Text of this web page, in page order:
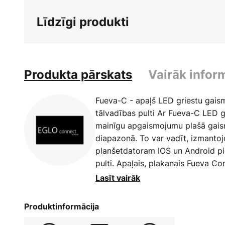
Līdzīgi produkti
Produkta pārskats Vairāk
Fueva-C - apaļš LED griestu
tālvadības pulti Ar Fueva-C LED
mainīgu apgaismojumu plašā
diapazonā. To var vadīt,
planšetdatoram IOS un Android
pulti. Apaļais, plakanais Fueva
nodrošina baltu apgaismojumu,
nianšu. Neatkarīgi no izvēlētās
Lasīt vairāk
Produktinformācija